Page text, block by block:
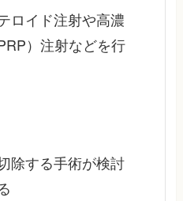
ロイド注射や高濃
）注射などを行
除する手術が検討